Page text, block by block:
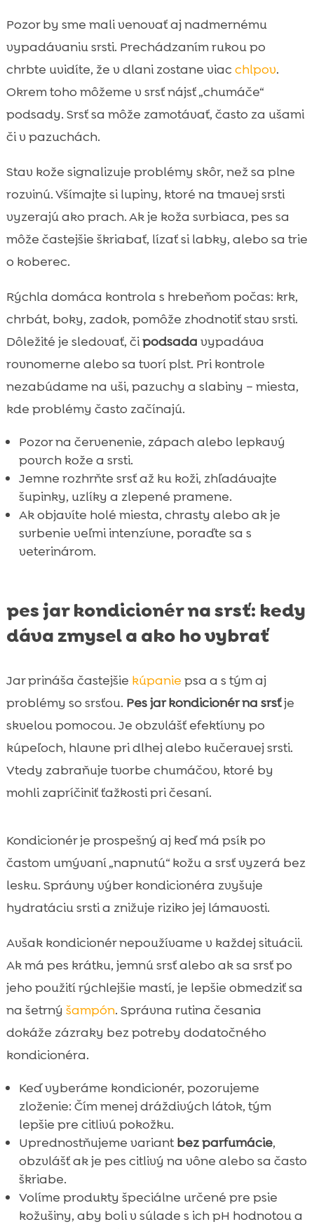
Pozor by sme mali venovať aj nadmernému
vypadávaniu srsti. Prechádzaním rukou po
chrbte uvidíte, že v dlani zostane viac chlpov.
Okrem toho môžeme v srsť nájsť „chumáče“
podsady. Srsť sa môže zamotávať, často za ušami
či v pazuchách.
Stav kože signalizuje problémy skôr, než sa plne
rozvinú. Všímajte si lupiny, ktoré na tmavej srsti
vyzerajú ako prach. Ak je koža svrbiaca, pes sa
môže častejšie škriabať, lízať si labky, alebo sa trie
o koberec.
Rýchla domáca kontrola s hrebeňom počas: krk,
chrbát, boky, zadok, pomôže zhodnotiť stav srsti.
Dôležité je sledovať, čipodsada vypadáva
rovnomerne alebo sa tvorí plst. Pri kontrole
nezabúdame na uši, pazuchy a slabiny – miesta,
kde problémy často začínajú.
Pozor na červenenie, zápach alebo lepkavý
povrch kože a srsti.
Jemne rozhrňte srsť až ku koži, zhľadávajte
šupinky, uzlíky a zlepené pramene.
Ak objavíte holé miesta, chrasty alebo ak je
svrbenie veľmi intenzívne, poraďte sa s
veterinárom.
pes jar kondicionér na srsť: kedy
dáva zmysel a ako ho vybrať
Jar prináša častejšie kúpanie psa a s tým aj
problémy so srsťou. Pes jar kondicionér na srsťje
skvelou pomocou. Je obzvlášť efektívny po
kúpeľoch, hlavne pri dlhej alebo kučeravej srsti.
Vtedy zabraňuje tvorbe chumáčov, ktoré by
mohli zapríčiniť ťažkosti pri česaní.
Kondicionér je prospešný aj keď má psík po
častom umývaní „napnutú“ kožu a srsť vyzerá bez
lesku. Správny výber kondicionéra zvyšuje
hydratáciu srsti a znižuje riziko jej lámavosti.
Avšak kondicionér nepoužívame v každej situácii.
Ak má pes krátku, jemnú srsť alebo ak sa srsť po
jeho použití rýchlejšie mastí, je lepšie obmedziť sa
na šetrný šampón. Správna rutina česania
dokáže zázraky bez potreby dodatočného
kondicionéra.
Keď vyberáme kondicionér, pozorujeme
zloženie: Čím menej dráždivých látok, tým
lepšie pre citlivú pokožku.
Uprednostňujeme variantbez parfumácie,
obzvlášť ak je pes citlivý na vône alebo sa často
škriabe.
Volíme produkty špeciálne určené pre psie
kožušiny, aby boli v súlade s ich pH hodnotou a